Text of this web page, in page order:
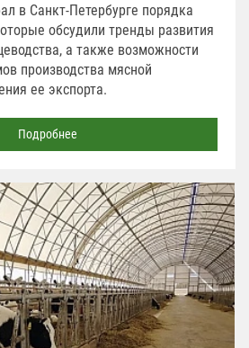
в Санкт-Петербурге порядка
обсудили тренды развития
а также возможности
производства мясной
ее экспорта.
Подробнее